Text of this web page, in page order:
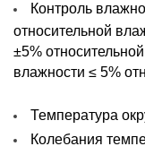
Контроль
относительной
±5%
влажности ≤ 5%
Температура
Колебания